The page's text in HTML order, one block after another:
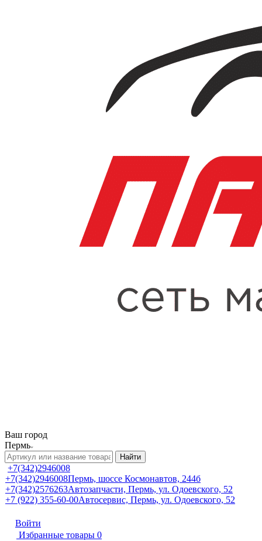
Ваш город
Пермь
Найти
+7(342)2946008
+7(342)2946008Пермь, шоссе Космонавтов, 244б
+7(342)2576263Автозапчасти, Пермь, ул. Одоевского, 52
+7 (922) 355-60-00Автосервис, Пермь, ул. Одоевского, 52
Войти
Избранные товары 0